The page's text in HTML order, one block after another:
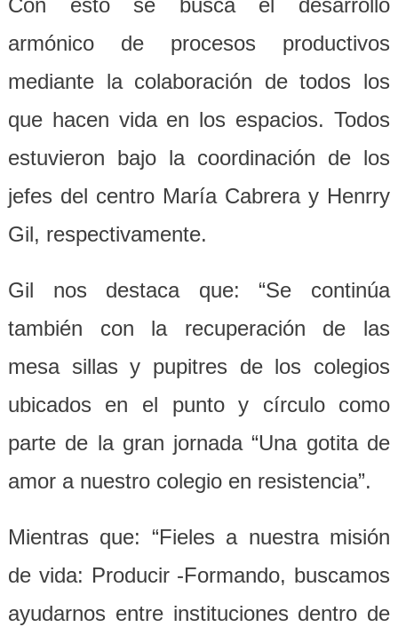
Con esto se busca el desarrollo
armónico de procesos productivos
mediante la colaboración de todos los
que hacen vida en los espacios. Todos
estuvieron bajo la coordinación de los
jefes del centro María Cabrera y Henrry
Gil, respectivamente.
Gil nos destaca que: “Se continúa
también con la recuperación de las
mesa sillas y pupitres de los colegios
ubicados en el punto y círculo como
parte de la gran jornada “Una gotita de
amor a nuestro colegio en resistencia”.
Mientras que: “Fieles a nuestra misión
de vida: Producir -Formando, buscamos
ayudarnos entre instituciones dentro de